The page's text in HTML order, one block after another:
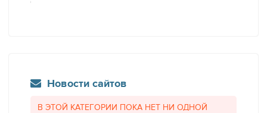
Новости сайтов
В ЭТОЙ КАТЕГОРИИ ПОКА НЕТ НИ ОДНОЙ